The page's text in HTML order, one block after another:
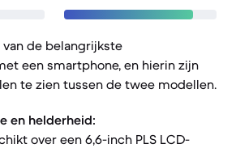
de belangrijkste
een smartphone, en hierin zijn
te zien tussen de twee modellen.
en helderheid:
over een 6,6-inch PLS LCD-